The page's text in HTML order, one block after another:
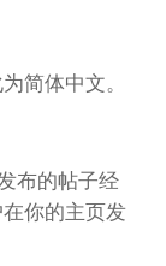
简体中文。
布的帖子经
你的主页发